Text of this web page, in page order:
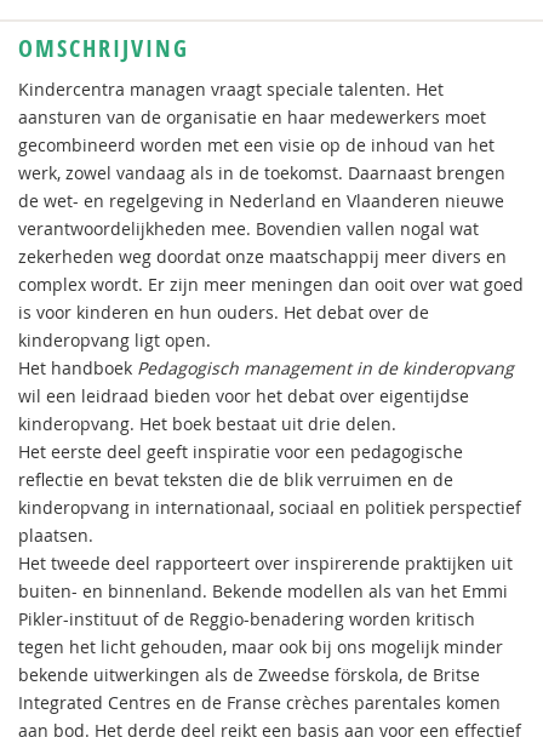
OMSCHRIJVING
Kindercentra managen vraagt speciale talenten. Het
aansturen van de organisatie en haar medewerkers moet
gecombineerd worden met een visie op de inhoud van het
werk, zowel vandaag als in de toekomst. Daarnaast brengen
de wet- en regelgeving in Nederland en Vlaanderen nieuwe
verantwoordelijkheden mee. Bovendien vallen nogal wat
zekerheden weg doordat onze maatschappij meer divers en
complex wordt. Er zijn meer meningen dan ooit over wat goed
is voor kinderen en hun ouders. Het debat over de
kinderopvang ligt open.
Het handboek Pedagogisch management in de kinderopvang
wil een leidraad bieden voor het debat over eigentijdse
kinderopvang. Het boek bestaat uit drie delen.
Het eerste deel geeft inspiratie voor een pedagogische
reflectie en bevat teksten die de blik verruimen en de
kinderopvang in internationaal, sociaal en politiek perspectief
plaatsen.
Het tweede deel rapporteert over inspirerende praktijken uit
buiten- en binnenland. Bekende modellen als van het Emmi
Pikler-instituut of de Reggio-benadering worden kritisch
tegen het licht gehouden, maar ook bij ons mogelijk minder
bekende uitwerkingen als de Zweedse förskola, de Britse
Integrated Centres en de Franse crèches parentales komen
aan bod. Het derde deel reikt een basis aan voor een effectief